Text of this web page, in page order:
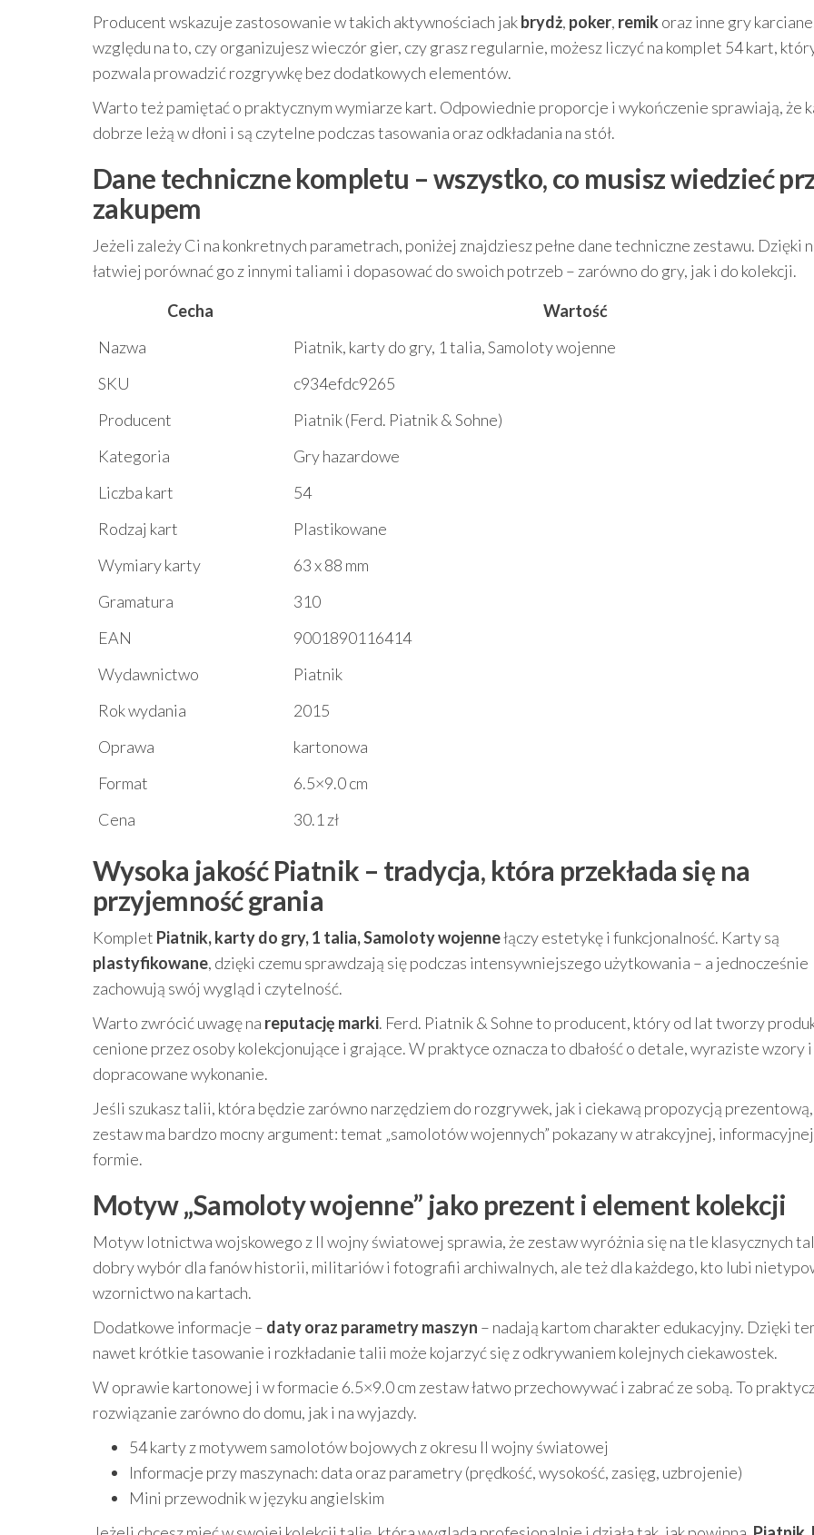
Producent wskazuje zastosowanie w takich aktywnościach jakbrydż, poker, remikoraz inne gry
względu na to, czy organizujesz wieczór gier, czy grasz regularnie, możesz liczyć na komplet 54 kart,
pozwala prowadzić rozgrywkę bez dodatkowych elementów.
Warto też pamiętać o praktycznym wymiarze kart. Odpowiednie proporcje i wykończenie sprawiają, że
dobrze leżą w dłoni i są czytelne podczas tasowania oraz odkładania na stół.
Dane techniczne kompletu – wszystko, co musisz wiedzieć
zakupem
Jeżeli zależy Ci na konkretnych parametrach, poniżej znajdziesz pełne dane techniczne zestawu. Dzięki
łatwiej porównać go z innymi taliami i dopasować do swoich potrzeb – zarówno do gry, jak i do kolekcji.
Cecha
Wartość
Nazwa
Piatnik, karty do gry, 1 talia, Samoloty wojenne
SKU
c934efdc9265
Producent
Piatnik (Ferd. Piatnik & Sohne)
Kategoria
Gry hazardowe
Liczba kart
54
Rodzaj kart
Plastikowane
Wymiary karty
63 x 88 mm
Gramatura
310
EAN
9001890116414
Wydawnictwo
Piatnik
Rok wydania
2015
Oprawa
kartonowa
Format
6.5×9.0 cm
Cena
30.1 zł
Wysoka jakość Piatnik – tradycja, która przekłada się na
przyjemność grania
Komplet Piatnik, karty do gry, 1 talia, Samoloty wojennełączy estetykę i funkcjonalność. Karty są
plastyfikowane, dzięki czemu sprawdzają się podczas intensywniejszego użytkowania – a jednocześnie
zachowują swój wygląd i czytelność.
Warto zwrócić uwagę na reputację marki. Ferd. Piatnik & Sohne to producent, który od lat tworzy
cenione przez osoby kolekcjonujące i grające. W praktyce oznacza to dbałość o detale, wyraziste wzory i
dopracowane wykonanie.
Jeśli szukasz talii, która będzie zarówno narzędziem do rozgrywek, jak i ciekawą propozycją
zestaw ma bardzo mocny argument: temat „samolotów wojennych” pokazany w atrakcyjnej, informacyjnej
formie.
Motyw „Samoloty wojenne” jako prezent i element kolekcji
Motyw lotnictwa wojskowego z II wojny światowej sprawia, że zestaw wyróżnia się na tle klasycznych
dobry wybór dla fanów historii, militariów i fotografii archiwalnych, ale też dla każdego, kto lubi
wzornictwo na kartach.
Dodatkowe informacje – daty oraz parametry maszyn – nadają kartom charakter edukacyjny. Dzięki
nawet krótkie tasowanie i rozkładanie talii może kojarzyć się z odkrywaniem kolejnych ciekawostek.
W oprawie kartonowej i w formacie 6.5×9.0 cm zestaw łatwo przechowywać i zabrać ze sobą. To
rozwiązanie zarówno do domu, jak i na wyjazdy.
54 karty z motywem samolotów bojowych z okresu II wojny światowej
Informacje przy maszynach: data oraz parametry (prędkość, wysokość, zasięg, uzbrojenie)
Mini przewodnik w języku angielskim